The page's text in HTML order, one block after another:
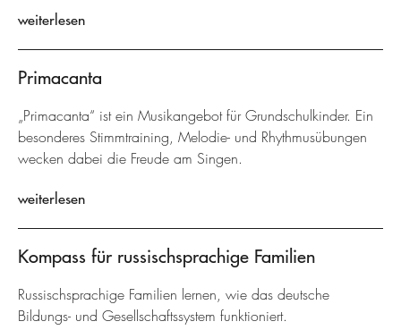
weiterlesen
Primacanta
„Primacanta“ ist ein Musikangebot für Grundschulkinder. Ein
besonderes Stimmtraining, Melodie- und Rhythmusübungen
wecken dabei die Freude am Singen.
weiterlesen
Kompass für russischsprachige Familien
Russischsprachige Familien lernen, wie das deutsche
Bildungs- und Gesellschaftssystem funktioniert.